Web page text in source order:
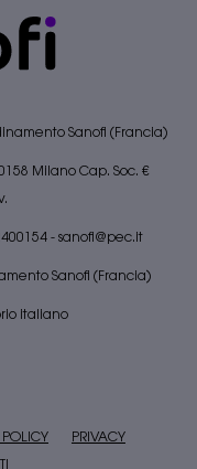
Sanofi (Francia)
Milano Cap. Soc. €
- sanofi@pec.it
Sanofi (Francia)
italiano
PRIVACY